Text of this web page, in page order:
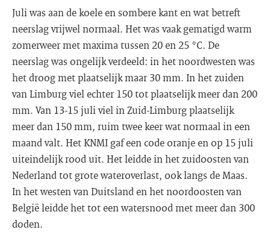
Juli was aan de koele en sombere kant en wat betreft
neerslag vrijwel normaal. Het was vaak gematigd warm
zomerweer met maxima tussen 20 en 25 °C. De
neerslag was ongelijk verdeeld: in het noordwesten was
het droog met plaatselijk maar 30 mm. In het zuiden
van Limburg viel echter 150 tot plaatselijk meer dan 200
mm. Van 13-15 juli viel in Zuid-Limburg plaatselijk
meer dan 150 mm, ruim twee keer wat normaal in een
maand valt. Het KNMI gaf een code oranje en op 15 juli
uiteindelijk rood uit. Het leidde in het zuidoosten van
Nederland tot grote wateroverlast, ook langs de Maas.
In het westen van Duitsland en het noordoosten van
België leidde het tot een watersnood met meer dan 300
doden.